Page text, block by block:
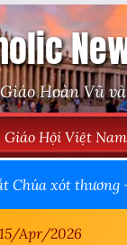
Hoàn Vũ
Giáo Hội Việt Nam
Chúa xót
15/Apr/2026